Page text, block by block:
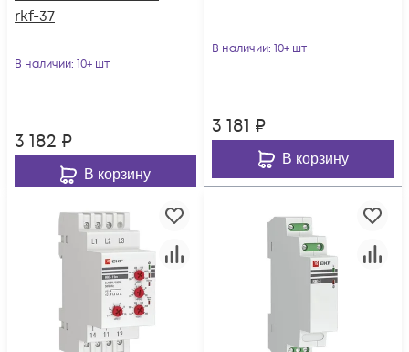
rkf-37
В наличии: 10+ шт
3 182 ₽
В корзину
В наличии: 10+ шт
3 181 ₽
В корзину